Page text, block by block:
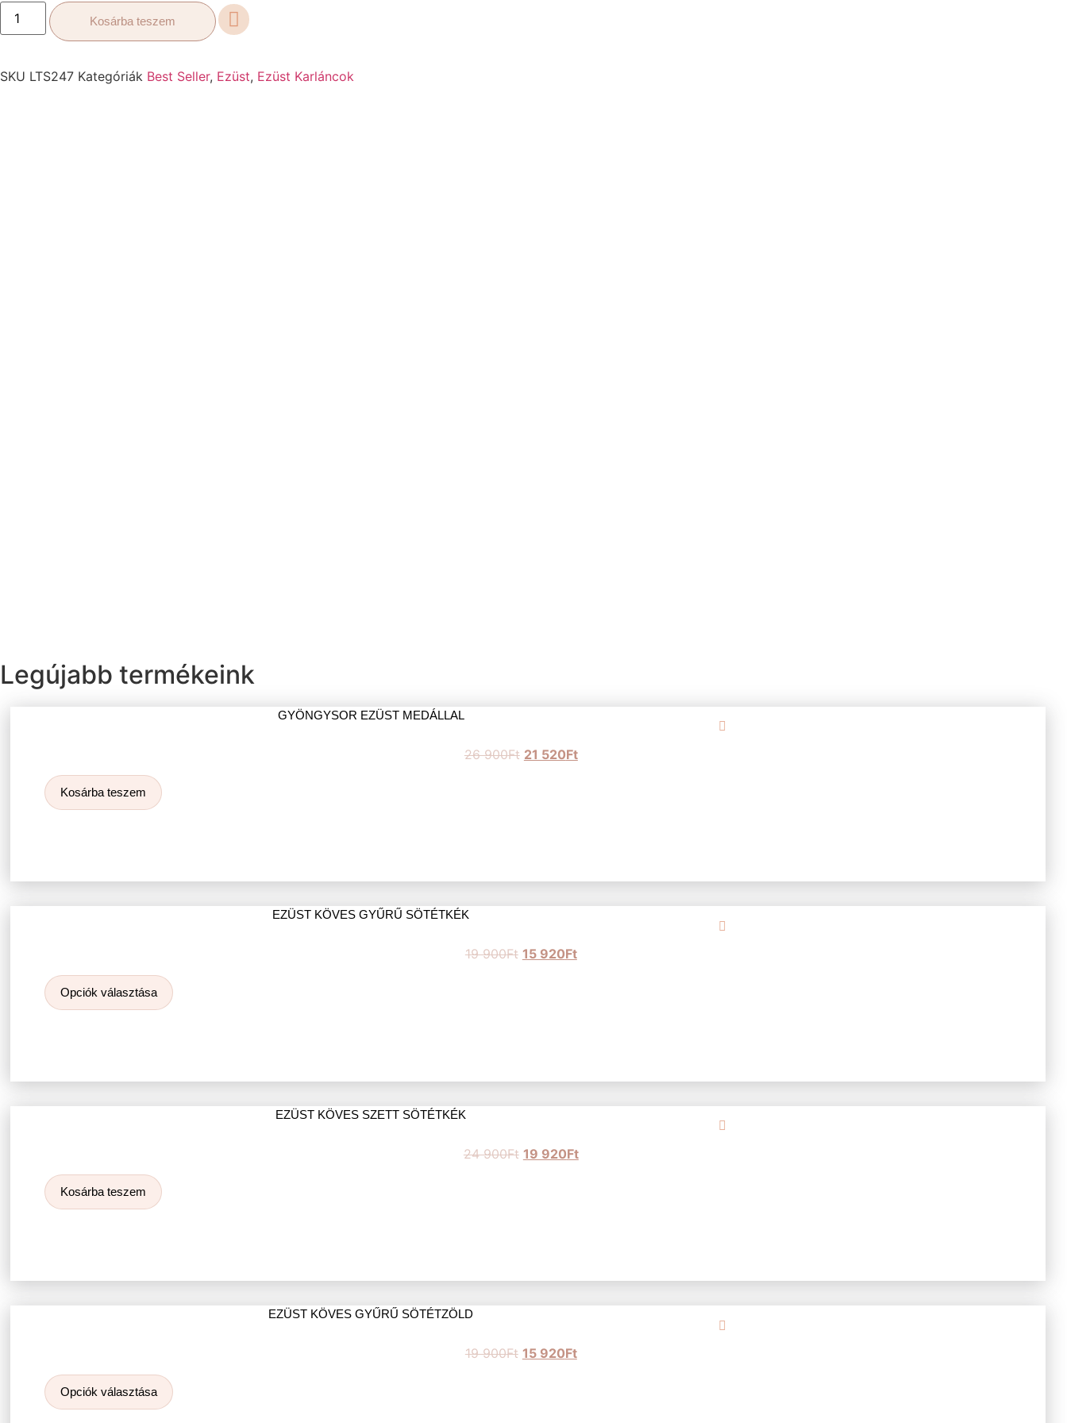
Kosárba teszem
SKU LTS247 Kategóriák Best Seller, Ezüst, Ezüst Karláncok
Legújabb termékeink
GYÖNGYSOR EZÜST MEDÁLLAL
26 900Ft 21 520Ft
Kosárba teszem
EZÜST KÖVES GYŰRŰ SÖTÉTKÉK
19 900Ft 15 920Ft
Opciók választása
EZÜST KÖVES SZETT SÖTÉTKÉK
24 900Ft 19 920Ft
Kosárba teszem
EZÜST KÖVES GYŰRŰ SÖTÉTZÖLD
19 900Ft 15 920Ft
Opciók választása